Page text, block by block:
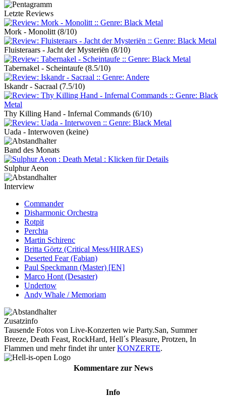
Letzte Reviews
Mork - Monolitt (8/10)
Fluisteraars - Jacht der Mysteriën (8/10)
Tabernakel - Scheintaufe (8.5/10)
Iskandr - Sacraal (7.5/10)
Thy Killing Hand - Infernal Commands (6/10)
Uada - Interwoven (keine)
Band des Monats
Sulphur Aeon
Interview
Commander
Disharmonic Orchestra
Rotpit
Perchta
Martin Schirenc
Britta Görtz (Critical Mess/HIRAES)
Deserted Fear (Fabian)
Paul Speckmann (Master) [EN]
Marco Hont (Desaster)
Undertow
Andy Whale / Memoriam
Zusatzinfo
Tausende Fotos von Live-Konzerten wie Party.San, Summer
Breeze, Death Feast, RockHard, Hell´s Pleasure, Protzen, In
Flammen und mehr findet ihr unterKONZERTE.
Kommentare zur News
Info